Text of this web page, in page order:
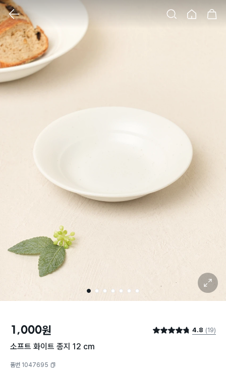
클릭 시 이미지 확대 보기 팝업 열림
1 2 3 4 5 6 7
확대 보기
1,000원 별점 4.8점 4.8 (19)
소프트 화이트 종지 12 cm
품번 1047695